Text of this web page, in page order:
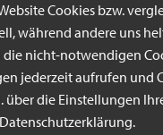
Cookies bzw.
während andere uns
die nicht-notwendigen
jederzeit aufrufen und
über die Einstellungen